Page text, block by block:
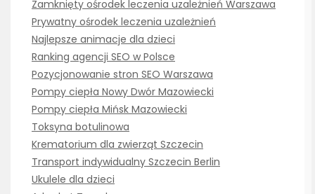
Zamknięty ośrodek leczenia uzależnień Warszawa
Prywatny ośrodek leczenia uzależnień
Najlepsze animacje dla dzieci
Ranking agencji SEO w Polsce
Pozycjonowanie stron SEO Warszawa
Pompy ciepła Nowy Dwór Mazowiecki
Pompy ciepła Mińsk Mazowiecki
Toksyna botulinowa
Krematorium dla zwierząt Szczecin
Transport indywidualny Szczecin Berlin
Ukulele dla dzieci